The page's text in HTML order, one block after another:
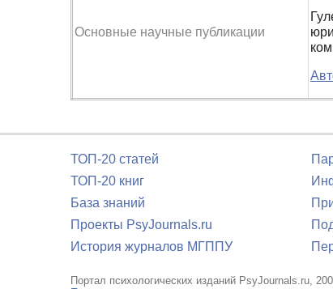
Основные научные публикации
ТОП-20 статей
ТОП-20 книг
База знаний
Проекты PsyJournals.ru
История журналов МГППУ
Портал психологических изданий PsyJournals.ru,